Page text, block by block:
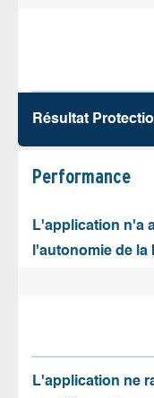
Résultat
Performance
L'application n'a
l'autonomie de la
L'application ne